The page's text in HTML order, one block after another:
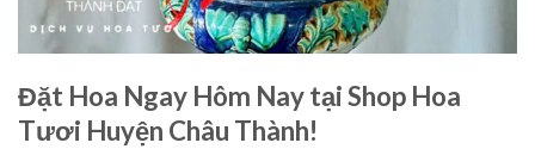
Đặt Hoa Ngay Hôm Nay tại Shop Hoa
Tươi Huyện Châu Thành!